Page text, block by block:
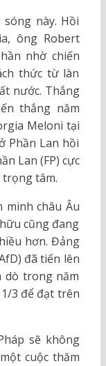
này. Hồi
ông Robert
nhờ chiến
thức từ làn
nước. Thắng
thắng năm
Meloni tại
Phần Lan hồi
Lan (FP) cực
trọng tâm.
minh châu Âu
cũng đang
hơn. Đảng
đã tiến lên
dò trong năm
3 để đạt trên
sẽ không
cuộc thăm